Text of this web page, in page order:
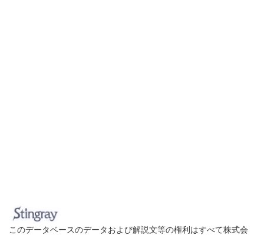
このデータベースのデータおよび解説文等の権利はすべて株式会